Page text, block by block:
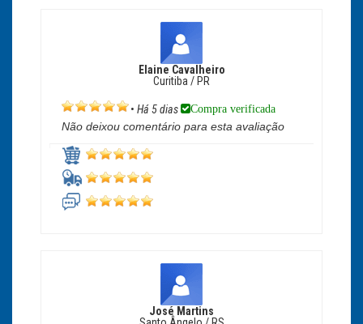
Elaine Cavalheiro
Curitiba / PR
• Há 5 dias Compra verificada
Não deixou comentário para esta avaliação
José Martins